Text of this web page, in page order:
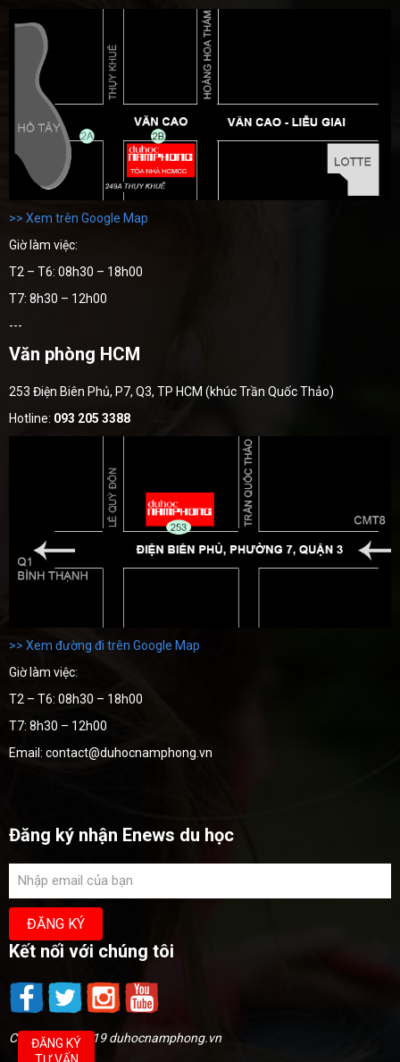
>> Xem trên Google Map
Giờ làm việc:
T2 – T6: 08h30 – 18h00
T7: 8h30 – 12h00
---
Văn phòng HCM
253 Điện Biên Phủ, P7, Q3, TP HCM (khúc Trần Quốc Thảo)
Hotline: 093 205 3388
>> Xem đường đi trên Google Map
Giờ làm việc:
T2 – T6: 08h30 – 18h00
T7: 8h30 – 12h00
Email: contact@duhocnamphong.vn
Đăng ký nhận Enews du học
Kết nối với chúng tôi
Copyright @2019 duhocnamphong.vn
ĐĂNG KÝ